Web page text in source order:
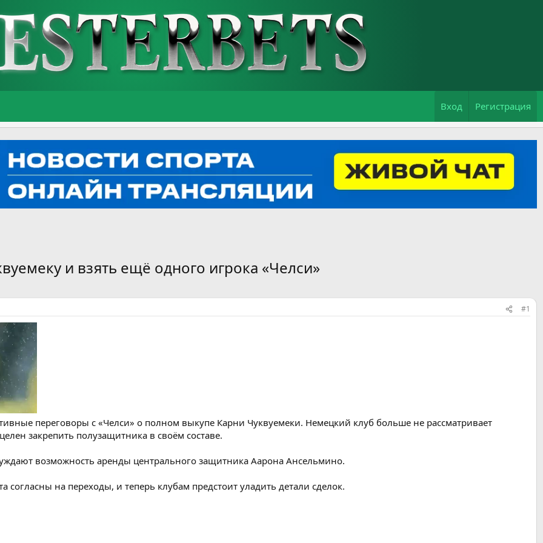
Вход Регистрация
и взять ещё одного игрока «Челси»
#1
переговоры с «Челси» о полном выкупе Карни Чуквуемеки. Немецкий клуб больше не рассматривает
закрепить полузащитника в своём составе.
возможность аренды центрального защитника Аарона Ансельмино.
согласны на переходы, и теперь клубам предстоит уладить детали сделок.